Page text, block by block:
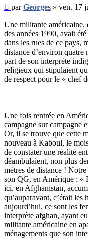
Message
non
lu
parGeorges » ven. 17
Une militante américaine,
des années 1990, avait
dans les rues de ce pays,
distance d’environ quatre
part de son interprète
religieux qui stipulaient
de respect pour le « chef
Une fois rentrée en
campagne sur campagne
Or, il se trouve que cette
nouveau à Kaboul, le
de constater une réalité
déambulaient, non plus
mètres de distance !
son QG, en Amérique : «
ici, en Afghanistan,
qu’auparavant, c’était
aujourd’hui, ce sont les
interprète afghan, ayant
militante américaine en
ménagements que son